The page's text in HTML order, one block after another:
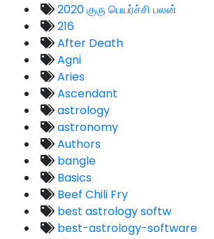
2020 குரு பெயர்ச்சி பலன்
216
After Death
Agni
Aries
Ascendant
astrology
astronomy
Authors
bangle
Basics
Beef Chili Fry
best astrology softw
best-astrology-software